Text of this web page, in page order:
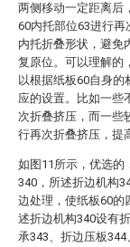
两侧移动一定距离后
60内托部位63进行
内托折叠形状，避免
复原位。可以理解的
以根据纸板60自身
应的设置。比如一些
次折叠挤压，而一些
行再次折叠挤压，提
如图11所示，优选的
340，所述折边机构
边处理，使纸板60的
述折边机构340设有
承343、折边压板